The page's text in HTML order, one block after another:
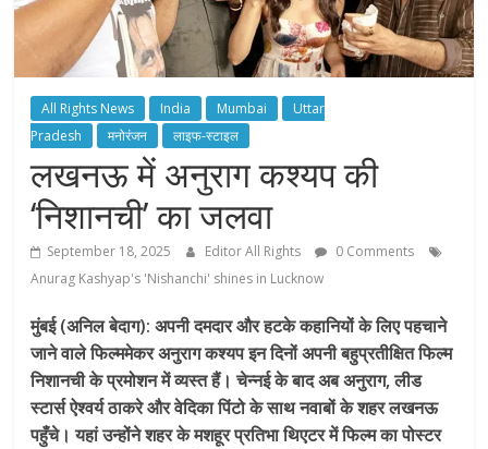
All Rights News India Mumbai
Uttar
Pradesh
मनोरंजन लाइफ-स्टाइल
लखनऊ में अनुराग कश्यप की
‘निशानची’ का जलवा
September 18, 2025 Editor All Rights
0 Comments
Anurag Kashyap's 'Nishanchi' shines in Lucknow
मुंबई (अनिल बेदाग): अपनी दमदार और हटके कहानियों के लिए पहचाने
जाने वाले फिल्ममेकर अनुराग कश्यप इन दिनों अपनी बहुप्रतीक्षित फिल्म
निशानची के प्रमोशन में व्यस्त हैं। चेन्नई के बाद अब अनुराग, लीड
स्टार्स ऐश्वर्य ठाकरे और वेदिका पिंटो के साथ नवाबों के शहर लखनऊ
पहुँचे। यहां उन्होंने शहर के मशहूर प्रतिभा थिएटर में फिल्म का पोस्टर